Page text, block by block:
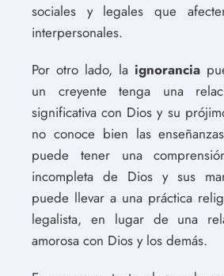
sociales y legales que
interpersonales.
Por otro lado, la ignorancia
un creyente tenga una
significativa con Dios y su
no conoce bien las
puede tener una
incompleta de Dios y sus
puede llevar a una práctica
legalista, en lugar de una
amorosa con Dios y los demás.